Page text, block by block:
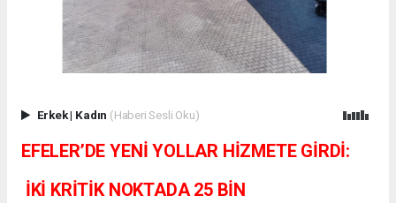
Erkek| Kadın (Haberi Sesli Oku)
EFELER’DE YENİ YOLLAR HİZMETE GİRDİ:
İKİ KRİTİK NOKTADA 25 BİN